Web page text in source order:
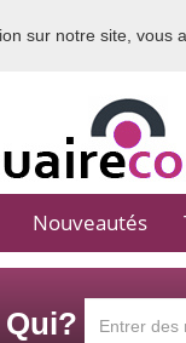
Nouveautés
sur notre site, vous